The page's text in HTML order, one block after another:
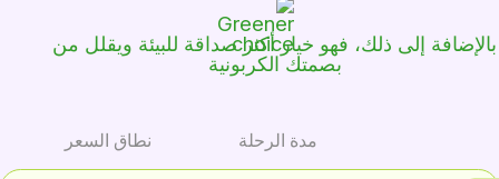
بالإضافة إلى ذلك، فهو خيار أكثر صداقة للبيئة ويقلل من
بصمتك الكربونية
مدة الرحلة نطاق السعر